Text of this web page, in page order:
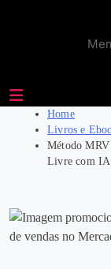
Home
Livros e
Método
Livre com IA